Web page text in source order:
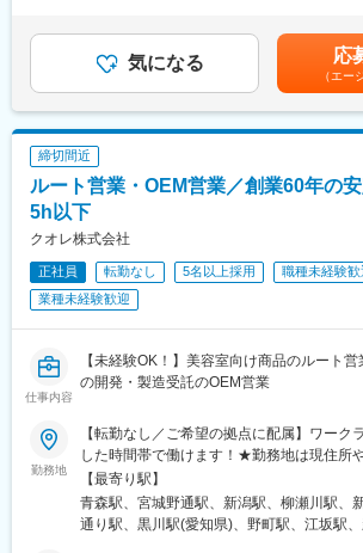
■展開ブランドについて
ガスト・バーミヤン・ジョナサン・夢庵・
好し・ステーキガスト・むさしの森珈琲な
■同社について
～外食・中食・内食に視野を入れた「食の
～
・国内外に約3,000店舗を有し、規模と多様
事業を展開しています。加えて外食事業だ
製造販売にも着手しており、原料の調達か
でを全て自社一貫で行っている強みを活用
ロデュース。
～店舗中心経営～
マネジャーの自律的な店舗運営を促し、マ
によって安定的なサービス・品質を提供す
拡大と収益率の向上を目指します。そのた
変更の範囲：会社の定める業務
■業務詳細
担当エリアの病院（主に医師）に対し、当
を提案していただきます。医師のニーズを
最適なソリューションを提案する、コンサ
業スタイルになります。
＜具体的な業務内容＞
・担当する製品の提案、技術サポート（手
・最新の医療関連情報の提供、医療機関へ
ミナーの主催など）
・販売代理店へのサポート
・各種学会への参加
・担当施設の患者集患の提案、実行
※担当病院数は10～15施設ほどです。
※緊急の呼び出し等は発生いたしません。
■担当製品
サージェリー事業本部で展開している外科
入社後はいずれかの製品群を担当いただき
ップを揃えており、顧客のニーズに合わせ
ン提案が可能です。
■研修・教育制度
補足＞※ご経験やスキルを考慮し決定いた
ンティブを含む金額です。賃金はあくまで
選考を通じて上下する可能性があります。
含めた表記です。
気になる 応
（エー
締切間近
ルート営業・OEM営業／創業60年の
5h以下
クオレ株式会社
正社員 転勤なし 5名以上採用
職種未経験歓
業種未経験歓迎
仕事内容
【未経験OK！】美容室向け商品のルート
の開発・製造受託のOEM営業
勤務地
【転勤なし／ご希望の拠点に配属】ワーク
した時間帯で働けます！★勤務地は現住所
ます★直行直帰も可能！★時差勤務制度ア
各営業所で積極採用中】住所詳細は「勤務
い。＜募集エリア（全14拠点）＞青森・仙
【最寄り駅】
青森駅、宮城野通駅、新潟駅、柳瀬川駅、
通り駅、黒川駅(愛知県)、野町駅、江坂駅